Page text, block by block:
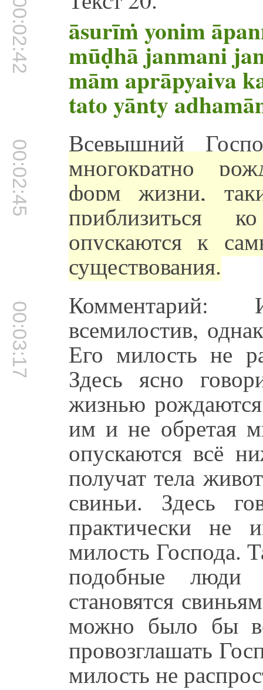
00:02:42 āsurīṁ yonim
mūḍhā janmani
mām aprāpyaiva
tato yānty
00:02:45 Всевышний
многократно
форм жизни,
приблизиться
опускаются к
существования.
00:03:17 Комментарий:
всемилостив,
Его милость не
Здесь ясно
жизнью
им и не обретая
опускаются всё
получат тела
свиньи. Здесь
практически не
милость Господа.
подобные люди
становятся
можно было бы
провозглашать
милость не